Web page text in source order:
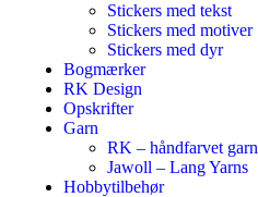
Stickers med tekst
Stickers med motiver
Stickers med dyr
Bogmærker
RK Design
Opskrifter
Garn
RK – håndfarvet garn
Jawoll – Lang Yarns
Hobbytilbehør